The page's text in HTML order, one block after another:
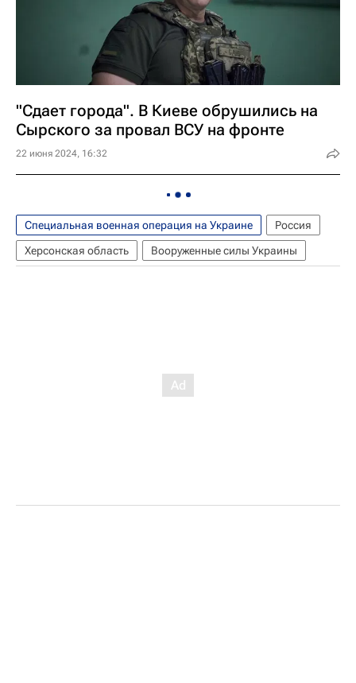
"Сдает города". В Киеве обрушились на
Сырского за провал ВСУ на фронте
22 июня 2024, 16:32
Специальная военная операция на Украине
Россия
Херсонская область
Вооруженные силы Украины